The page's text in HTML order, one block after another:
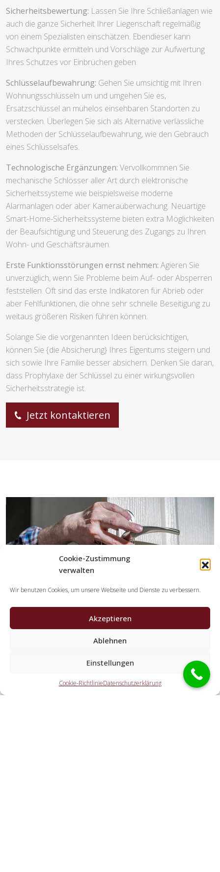
Cookie-Zustimmung
verwalten
Wir benutzen Cookies, um unsere Webseite und Dienste zu verbessern.
Akzeptieren
Ablehnen
Einstellungen
Cookie-RichtlinieDatenschutzerklärung
Sicherheitsbewertung: Lassen Sie Ihre Schließanlagen wie
auch die ganze Sicherheit Ihrer Liegenschaft regelmäßig
von einem Spezialisten einschätzen. Ebendieser kann
Schwachpunkte ermitteln und Vorschläge zur Aufwertung
Ihres Schutzes vor Einbrüchen geben.
Schlüsselaufbewahrung: Gehen Sie umsichtig mit Ihren
Wohnungsschlüsseln um und umgehen Sie es,
Ersatzschlüssel an mühelos einsehbaren Standorten zu
verstecken. Überlegen Sie sich als Alternative verlässliche
Methoden der Schlüsselaufbewahrung, wie den Gebrauch
eines Schlüsselsafes.
Technologische Ergänzungen: Vervollkommnen Sie
mechanische Schlösser aller Art durch elektronische
Sicherheitssysteme wie beispielsweise moderne
Alarmanlagen oder aber Kameraüberwachung. Neuartige
Smart-Home-Sicherheitssysteme bieten extra Möglichkeiten
der Beaufsichtigung und Steuerung des Zugangs zu Ihren
Wohn- und Geschäftsräumen.
Erste Funktionsstörungen ernst nehmen: Agieren Sie
unverzüglich, wenn Sie Probleme beim Auf- oder Absperren
feststellen. Oft sind das erste Indikatoren für Abrieb oder
aber Fehlfunktionen, die ohne sehr schnelle Beseitigung zu
weitaus größeren Risiken führen können.
Solange Sie die vorgenannten Ideen berücksichtigen,
können Sie {die Absicherung} Ihres Eigentums steigern und
sich sowie Ihre Familie besser absichern. Denken Sie daran,
dass Prophylaxe der Schlüssel zu einer wirkungsvollen
Sicherheitsstrategie ist.
Jetzt kontaktieren
Schlüsseldienst Spezialisten?
Die Partner erledigen jegliche Leistungen, welche Sie von